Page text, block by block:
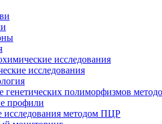
исследования
исследования
генетических полиморфизмов
профили
исследования методом ПЦР